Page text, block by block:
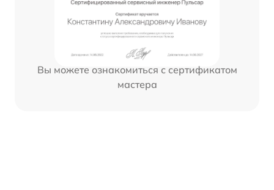
Вы можете ознакомиться с сертификатом
мастера